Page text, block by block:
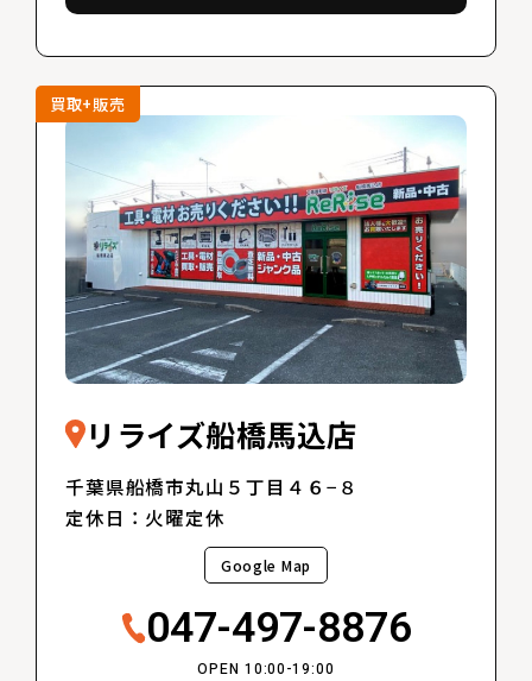
買取+販売
リライズ船橋馬込店
千葉県船橋市丸山５丁目４６−８
定休日：火曜定休
Google Map
047-497-8876
OPEN 10:00-19:00